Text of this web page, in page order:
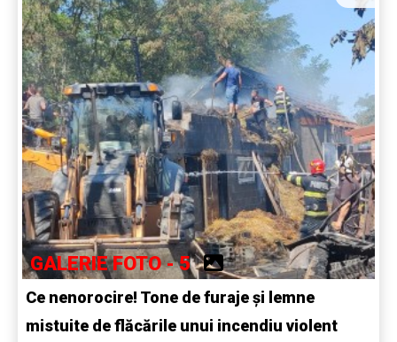
GALERIE FOTO - 5
Ce nenorocire! Tone de furaje și lemne
mistuite de flăcările unui incendiu violent